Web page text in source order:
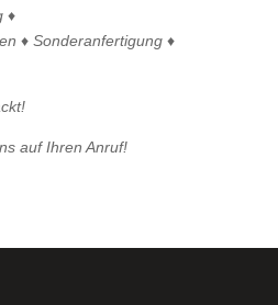
♦
♦ Sonderanfertigung ♦
auf Ihren Anruf!